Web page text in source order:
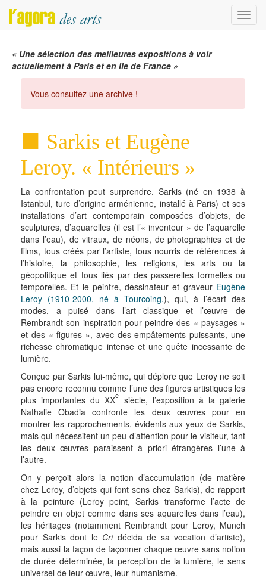
Menu
« Une sélection des meilleures expositions à voir
actuellement à Paris et en Ile de France »
Vous consultez une archive !
Sarkis et Eugène
Leroy. « Intérieurs »
La confrontation peut surprendre. Sarkis (né en 1938 à
Istanbul, turc d’origine arménienne, installé à Paris) et ses
installations d’art contemporain composées d’objets, de
sculptures, d’aquarelles (il est l’« inventeur » de l’aquarelle
dans l’eau), de vitraux, de néons, de photographies et de
films, tous créés par l’artiste, tous nourris de références à
l’histoire, la philosophie, les religions, les arts ou la
géopolitique et tous liés par des passerelles formelles ou
temporelles. Et le peintre, dessinateur et graveur Eugène
Leroy (1910-2000, né à Tourcoing.), qui, à l’écart des
modes, a puisé dans l’art classique et l’œuvre de
Rembrandt son inspiration pour peindre des « paysages »
et des « figures », avec des empâtements puissants, une
richesse chromatique intense et une quête incessante de
lumière.
Conçue par Sarkis lui-même, qui déplore que Leroy ne soit
pas encore reconnu comme l’une des figures artistiques les
plus importantes du XXe siècle, l’exposition à la galerie
Nathalie Obadia confronte les deux œuvres pour en
montrer les rapprochements, évidents aux yeux de Sarkis,
mais qui nécessitent un peu d’attention pour le visiteur, tant
les deux œuvres paraissent à priori étrangères l’une à
l’autre.
On y perçoit alors la notion d’accumulation (de matière
chez Leroy, d’objets qui font sens chez Sarkis), de rapport
à la peinture (Leroy peint, Sarkis transforme l’acte de
peindre en objet comme dans ses aquarelles dans l’eau),
les héritages (notamment Rembrandt pour Leroy, Munch
pour Sarkis dont le Cridécida de sa vocation d’artiste),
mais aussi la façon de façonner chaque œuvre sans notion
de durée déterminée, la perception de la lumière, le sens
universel de leur œuvre, leur humanisme.